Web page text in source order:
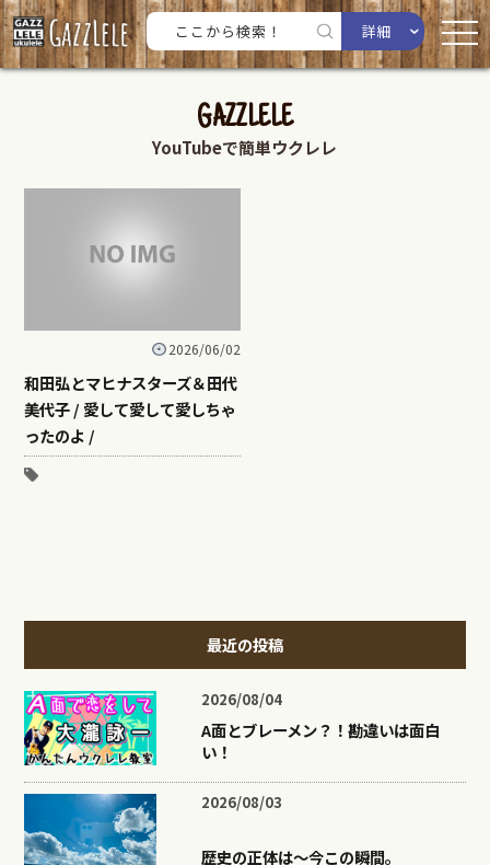
詳細
GAZZLELE
YouTubeで簡単ウクレレ
2026/06/02
和田弘とマヒナスターズ＆田代
美代子 / 愛して愛して愛しちゃ
ったのよ /
最近の投稿
2026/08/04
A面とブレーメン？！勘違いは面白
い！
2026/08/03
歴史の正体は〜今この瞬間。